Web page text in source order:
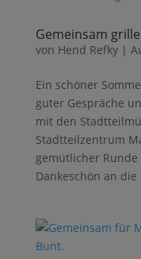
Gemeinsam
von Hend Refky|
Ein schöner
guter Gespräche
mit den
Stadtteilzentrum
gemütlicher Runde
Dankeschön an